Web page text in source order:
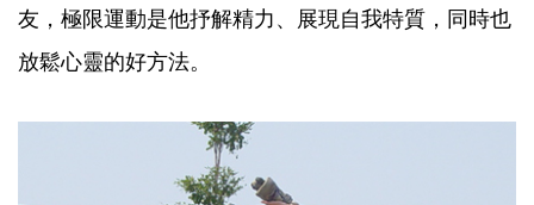
友，極限運動是他抒解精力、展現自我特質，同時也
放鬆心靈的好方法。